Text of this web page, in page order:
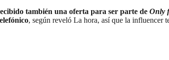
también una oferta para ser parte de Only
, según reveló La hora, así que la influencer